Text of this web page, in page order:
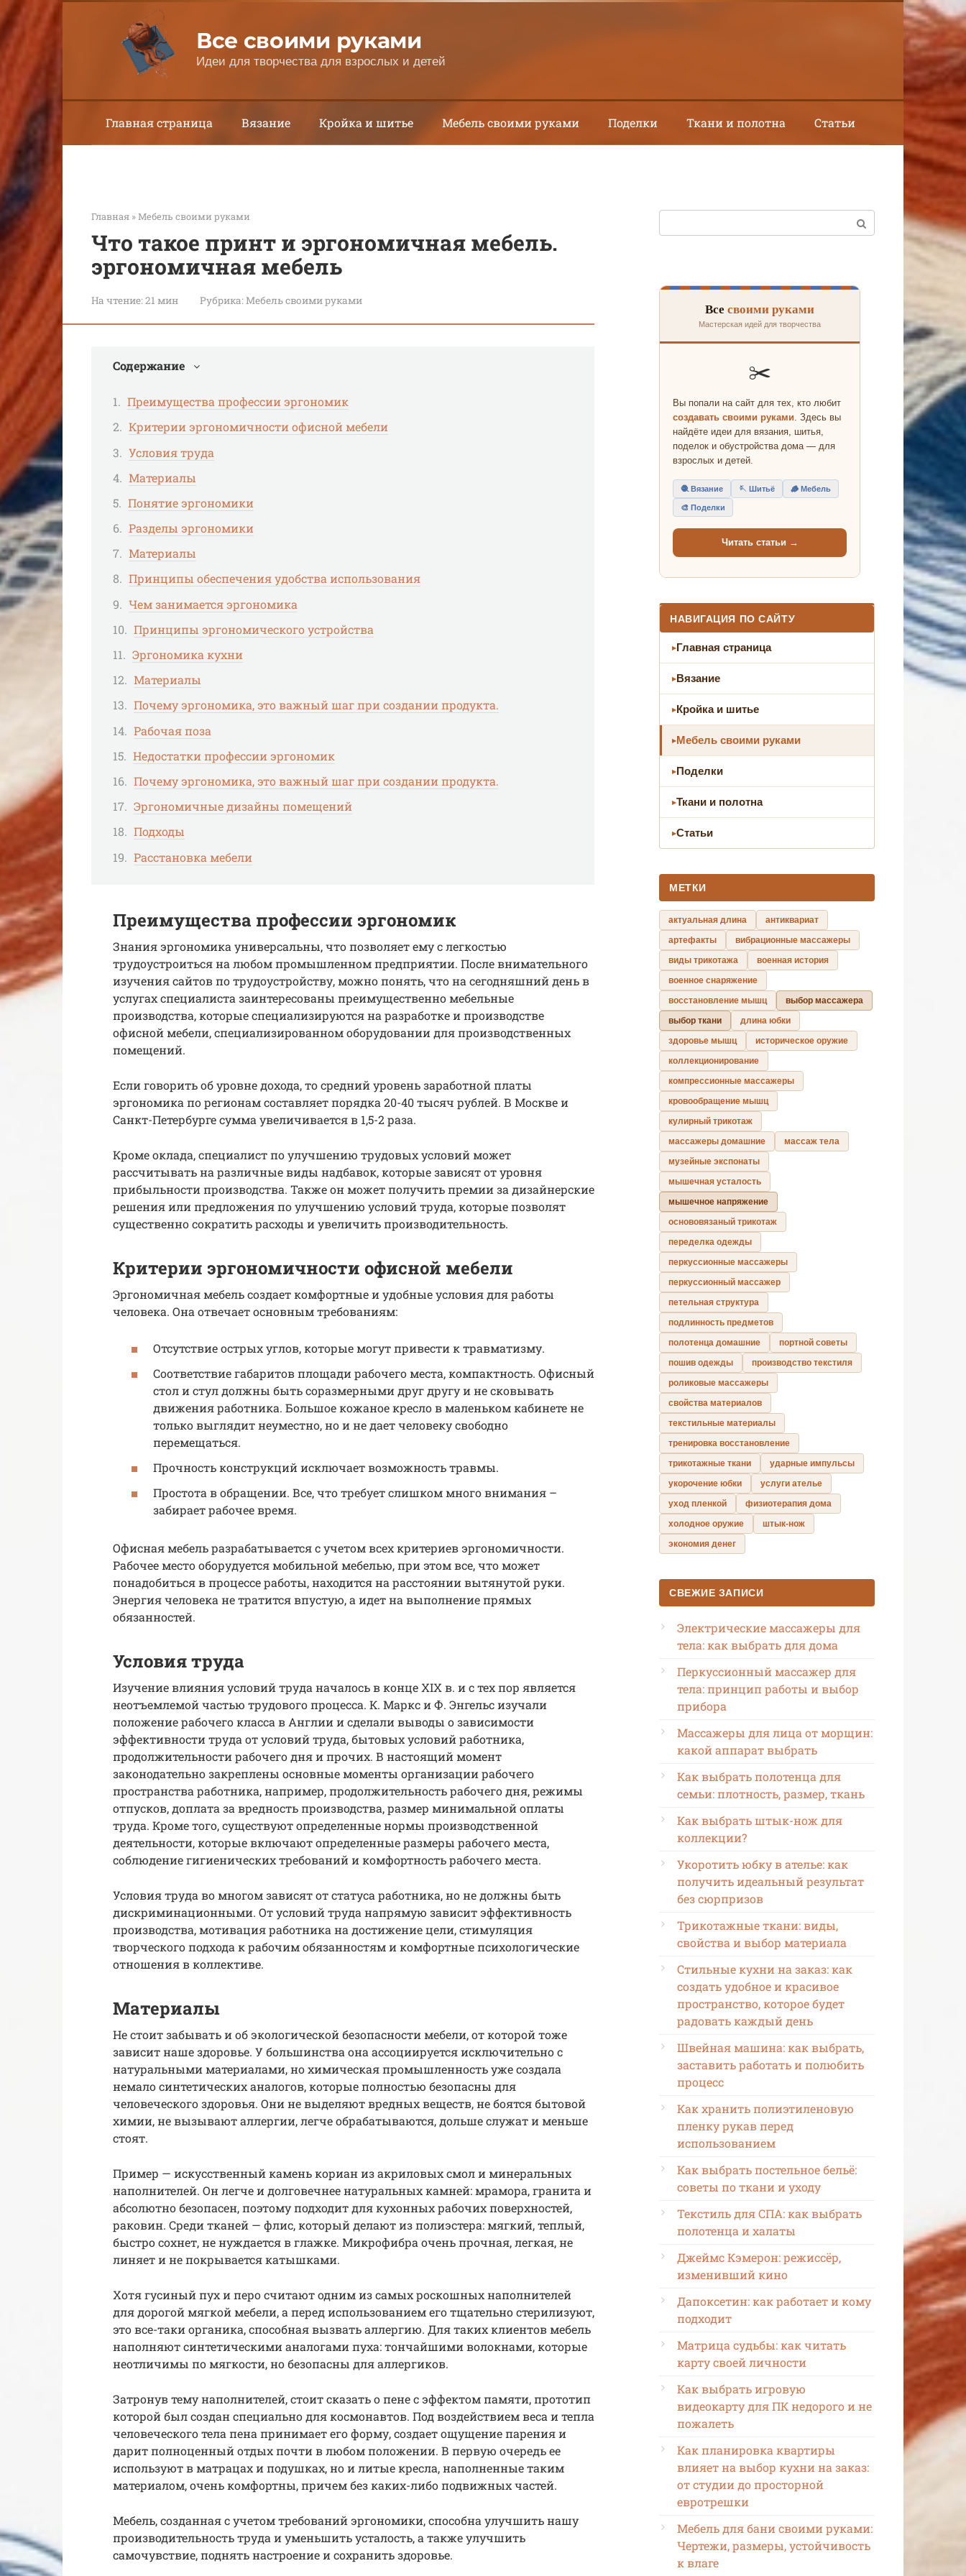
Перейти
к
контенту
Все своими руками
Идеи для творчества для взрослых и детей
Главная страница Вязание Кройка и шитье Мебель своими руками Поделки Ткани и полотна Статьи
Главная »Мебель своими руками
Что такое принт и эргономичная мебель.
эргономичная мебель
На чтение:21 мин Рубрика:Мебель своими руками
Содержание
Преимущества профессии эргономик
Критерии эргономичности офисной мебели
Условия труда
Материалы
Понятие эргономики
Разделы эргономики
Материалы
Принципы обеспечения удобства использования
Чем занимается эргономика
Принципы эргономического устройства
Эргономика кухни
Материалы
Почему эргономика, это важный шаг при создании продукта.
Рабочая поза
Недостатки профессии эргономик
Почему эргономика, это важный шаг при создании продукта.
Эргономичные дизайны помещений
Подходы
Расстановка мебели
Преимущества профессии эргономик
Знания эргономика универсальны, что позволяет ему с легкостью
трудоустроиться на любом промышленном предприятии. После внимательного
изучения сайтов по трудоустройству, можно понять, что на сегодняшний день в
услугах специалиста заинтересованы преимущественно мебельные
производства, которые специализируются на разработке и производстве
офисной мебели, специализированном оборудовании для производственных
помещений.
Если говорить об уровне дохода, то средний уровень заработной платы
эргономика по регионам составляет порядка 20-40 тысяч рублей. В Москве и
Санкт-Петербурге сумма увеличивается в 1,5-2 раза.
Кроме оклада, специалист по улучшению трудовых условий может
рассчитывать на различные виды надбавок, которые зависят от уровня
прибыльности производства. Также он может получить премии за дизайнерские
решения или предложения по улучшению условий труда, которые позволят
существенно сократить расходы и увеличить производительность.
Критерии эргономичности офисной мебели
Эргономичная мебель создает комфортные и удобные условия для работы
человека. Она отвечает основным требованиям:
Отсутствие острых углов, которые могут привести к травматизму.
Соответствие габаритов площади рабочего места, компактность. Офисный
стол и стул должны быть соразмерными друг другу и не сковывать
движения работника. Большое кожаное кресло в маленьком кабинете не
только выглядит неуместно, но и не дает человеку свободно
перемещаться.
Прочность конструкций исключает возможность травмы.
Простота в обращении. Все, что требует слишком много внимания –
забирает рабочее время.
Офисная мебель разрабатывается с учетом всех критериев эргономичности.
Рабочее место оборудуется мобильной мебелью, при этом все, что может
понадобиться в процессе работы, находится на расстоянии вытянутой руки.
Энергия человека не тратится впустую, а идет на выполнение прямых
обязанностей.
Условия труда
Изучение влияния условий труда началось в конце XIX в. и с тех пор является
неотъемлемой частью трудового процесса. К. Маркс и Ф. Энгельс изучали
положение рабочего класса в Англии и сделали выводы о зависимости
эффективности труда от условий труда, бытовых условий работника,
продолжительности рабочего дня и прочих. В настоящий момент
законодательно закреплены основные моменты организации рабочего
пространства работника, например, продолжительность рабочего дня, режимы
отпусков, доплата за вредность производства, размер минимальной оплаты
труда. Кроме того, существуют определенные нормы производственной
деятельности, которые включают определенные размеры рабочего места,
соблюдение гигиенических требований и комфортность рабочего места.
Условия труда во многом зависят от статуса работника, но не должны быть
дискриминационными. От условий труда напрямую зависит эффективность
производства, мотивация работника на достижение цели, стимуляция
творческого подхода к рабочим обязанностям и комфортные психологические
отношения в коллективе.
Материалы
Не стоит забывать и об экологической безопасности мебели, от которой тоже
зависит наше здоровье. У большинства она ассоциируется исключительно с
натуральными материалами, но химическая промышленность уже создала
немало синтетических аналогов, которые полностью безопасны для
человеческого здоровья. Они не выделяют вредных веществ, не боятся бытовой
химии, не вызывают аллергии, легче обрабатываются, дольше служат и меньше
стоят.
Пример — искусственный камень кориан из акриловых смол и минеральных
наполнителей. Он легче и долговечнее натуральных камней: мрамора, гранита и
абсолютно безопасен, поэтому подходит для кухонных рабочих поверхностей,
раковин. Среди тканей — флис, который делают из полиэстера: мягкий, теплый,
быстро сохнет, не нуждается в глажке. Микрофибра очень прочная, легкая, не
линяет и не покрывается катышками.
Хотя гусиный пух и перо считают одним из самых роскошных наполнителей
для дорогой мягкой мебели, а перед использованием его тщательно стерилизуют,
это все-таки органика, способная вызвать аллергию. Для таких клиентов мебель
наполняют синтетическими аналогами пуха: тончайшими волокнами, которые
неотличимы по мягкости, но безопасны для аллергиков.
Затронув тему наполнителей, стоит сказать о пене с эффектом памяти, прототип
которой был создан специально для космонавтов. Под воздействием веса и тепла
человеческого тела пена принимает его форму, создает ощущение парения и
дарит полноценный отдых почти в любом положении. В первую очередь ее
используют в матрацах и подушках, но и литые кресла, наполненные таким
материалом, очень комфортны, причем без каких-либо подвижных частей.
Мебель, созданная с учетом требований эргономики, способна улучшить нашу
производительность труда и уменьшить усталость, а также улучшить
самочувствие, поднять настроение и сохранить здоровье.
Все своими руками
Мастерская идей для творчества
✂️
Вы попали на сайт для тех, кто любит
создавать своими руками. Здесь вы
найдёте идеи для вязания, шитья,
поделок и обустройства дома — для
взрослых и детей.
🧶 Вязание 🪡 Шитьё 🪵 Мебель
🎨 Поделки
Читать статьи →
НАВИГАЦИЯ ПО САЙТУ
Главная страница
Вязание
Кройка и шитье
Мебель своими руками
Поделки
Ткани и полотна
Статьи
МЕТКИ
актуальная длина
антиквариат
артефакты
вибрационные массажеры
виды трикотажа
военная история
военное снаряжение
восстановление мышц
выбор массажера
выбор ткани
длина юбки
здоровье мышц
историческое оружие
коллекционирование
компрессионные массажеры
кровообращение мышц
кулирный трикотаж
массажеры домашние
массаж тела
музейные экспонаты
мышечная усталость
мышечное напряжение
основовязаный трикотаж
переделка одежды
перкуссионные массажеры
перкуссионный массажер
петельная структура
подлинность предметов
полотенца домашние
портной советы
пошив одежды
производство текстиля
роликовые массажеры
свойства материалов
текстильные материалы
тренировка восстановление
трикотажные ткани
ударные импульсы
укорочение юбки
услуги ателье
уход пленкой
физиотерапия дома
холодное оружие
штык-нож
экономия денег
СВЕЖИЕ ЗАПИСИ
Электрические массажеры для
тела: как выбрать для дома
Перкуссионный массажер для
тела: принцип работы и выбор
прибора
Массажеры для лица от морщин:
какой аппарат выбрать
Как выбрать полотенца для
семьи: плотность, размер, ткань
Как выбрать штык-нож для
коллекции?
Укоротить юбку в ателье: как
получить идеальный результат
без сюрпризов
Трикотажные ткани: виды,
свойства и выбор материала
Стильные кухни на заказ: как
создать удобное и красивое
пространство, которое будет
радовать каждый день
Швейная машина: как выбрать,
заставить работать и полюбить
процесс
Как хранить полиэтиленовую
пленку рукав перед
использованием
Как выбрать постельное бельё:
советы по ткани и уходу
Текстиль для СПА: как выбрать
полотенца и халаты
Джеймс Кэмерон: режиссёр,
изменивший кино
Дапоксетин: как работает и кому
подходит
Матрица судьбы: как читать
карту своей личности
Как выбрать игровую
видеокарту для ПК недорого и не
пожалеть
Как планировка квартиры
влияет на выбор кухни на заказ:
от студии до просторной
евротрешки
Мебель для бани своими руками:
Чертежи, размеры, устойчивость
к влаге